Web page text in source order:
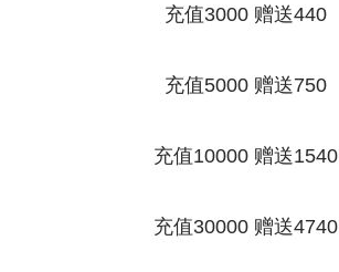
充值3000 赠送440
充值5000 赠送750
充值10000 赠送1540
充值30000 赠送4740